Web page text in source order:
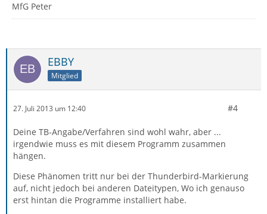
MfG Peter
EBBY
Mitglied
27. Juli 2013 um 12:40 #4
Deine TB-Angabe/Verfahren sind wohl wahr, aber ...
irgendwie muss es mit diesem Programm zusammen
hängen.
Diese Phänomen tritt nur bei der Thunderbird-Markierung
auf, nicht jedoch bei anderen Dateitypen, Wo ich genauso
erst hintan die Programme installiert habe.